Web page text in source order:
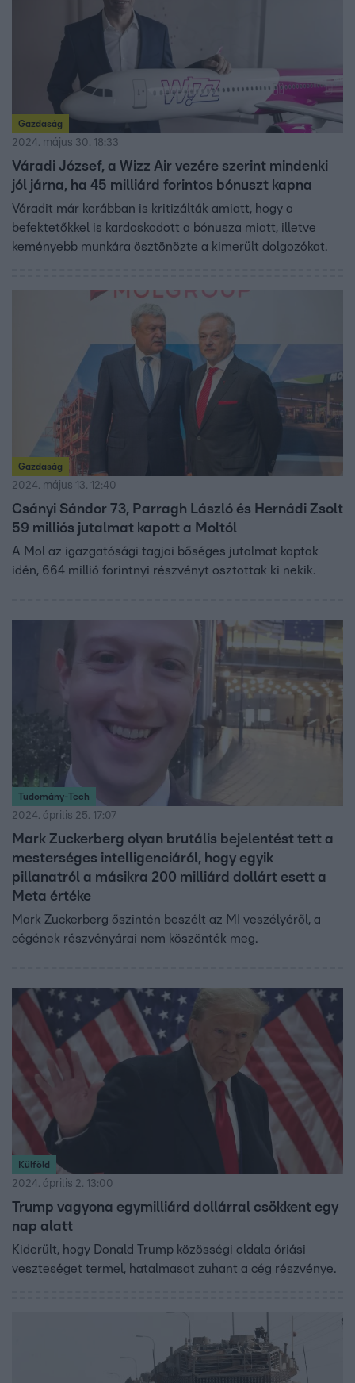
Gazdaság
2024. május 30. 18:33
Váradi József, a Wizz Air vezére szerint mindenki
jól járna, ha 45 milliárd forintos bónuszt kapna
Váradit már korábban is kritizálták amiatt, hogy a
befektetőkkel is kardoskodott a bónusza miatt, illetve
keményebb munkára ösztönözte a kimerült dolgozókat.
Gazdaság
2024. május 13. 12:40
Csányi Sándor 73, Parragh László és Hernádi Zsolt
59 milliós jutalmat kapott a Moltól
A Mol az igazgatósági tagjai bőséges jutalmat kaptak
idén, 664 millió forintnyi részvényt osztottak ki nekik.
Tudomány-Tech
2024. április 25. 17:07
Mark Zuckerberg olyan brutális bejelentést tett a
mesterséges intelligenciáról, hogy egyik
pillanatról a másikra 200 milliárd dollárt esett a
Meta értéke
Mark Zuckerberg őszintén beszélt az MI veszélyéről, a
cégének részvényárai nem köszönték meg.
Külföld
2024. április 2. 13:00
Trump vagyona egymilliárd dollárral csökkent egy
nap alatt
Kiderült, hogy Donald Trump közösségi oldala óriási
veszteséget termel, hatalmasat zuhant a cég részvénye.